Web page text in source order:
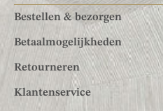
Bestellen & bezorgen
Betaalmogelijkheden
Retourneren
Klantenservice